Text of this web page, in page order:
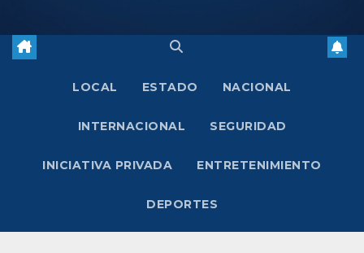
LOCAL ESTADO NACIONAL
INTERNACIONAL SEGURIDAD
INICIATIVA PRIVADA ENTRETENIMIENTO
DEPORTES